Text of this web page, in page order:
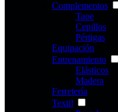
Complementos
Tape
Cepillos
Pértigas
Equipación
Entrenamiento
Elásticos
Madera
Ferretería
Textil